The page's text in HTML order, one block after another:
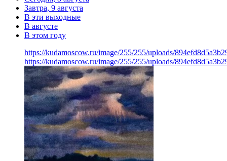
Завтра, 9 августа
В эти выходные
В августе
В этом году
https://kudamoscow.ru/image/255/255/uploads/
https://kudamoscow.ru/image/255/255/uploads/